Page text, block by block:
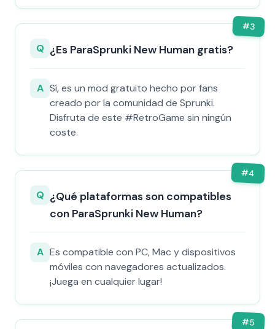
#3
Q ¿Es ParaSprunki New Human gratis?
A Sí, es un mod gratuito hecho por fans
creado por la comunidad de Sprunki.
Disfruta de este #RetroGame sin ningún
coste.
#4
Q ¿Qué plataformas son compatibles
con ParaSprunki New Human?
A Es compatible con PC, Mac y dispositivos
móviles con navegadores actualizados.
¡Juega en cualquier lugar!
#5